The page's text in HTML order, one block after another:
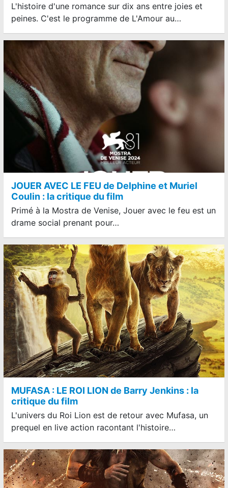
L'histoire d'une romance sur dix ans entre joies et
peines. C'est le programme de L'Amour au…
JOUER AVEC LE FEU de Delphine et Muriel
Coulin : la critique du film
Primé à la Mostra de Venise, Jouer avec le feu est un
drame social prenant pour…
MUFASA : LE ROI LION de Barry Jenkins : la
critique du film
L'univers du Roi Lion est de retour avec Mufasa, un
prequel en live action racontant l'histoire…